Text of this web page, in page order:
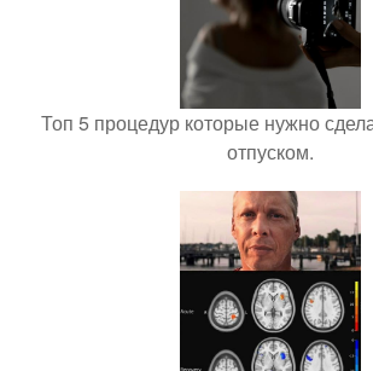
Топ 5 процедур которые нужно
отпуском.